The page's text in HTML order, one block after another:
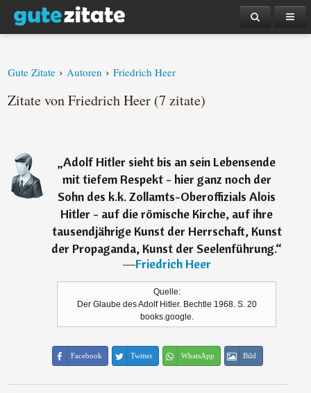
Gute Zitate › Autoren › Friedrich Heer
Zitate von Friedrich Heer (7 zitate)
„Adolf Hitler sieht bis an sein Lebensende
mit tiefem Respekt - hier ganz noch der
Sohn des k.k. Zollamts-Oberoffizials Alois
Hitler - auf die römische Kirche, auf ihre
tausendjährige Kunst der Herrschaft, Kunst
der Propaganda, Kunst der Seelenführung.“
―Friedrich Heer
Quelle:
Der Glaube des Adolf Hitler. Bechtle 1968. S. 20
books.google.
Facebook Twitter WhatsApp Bild